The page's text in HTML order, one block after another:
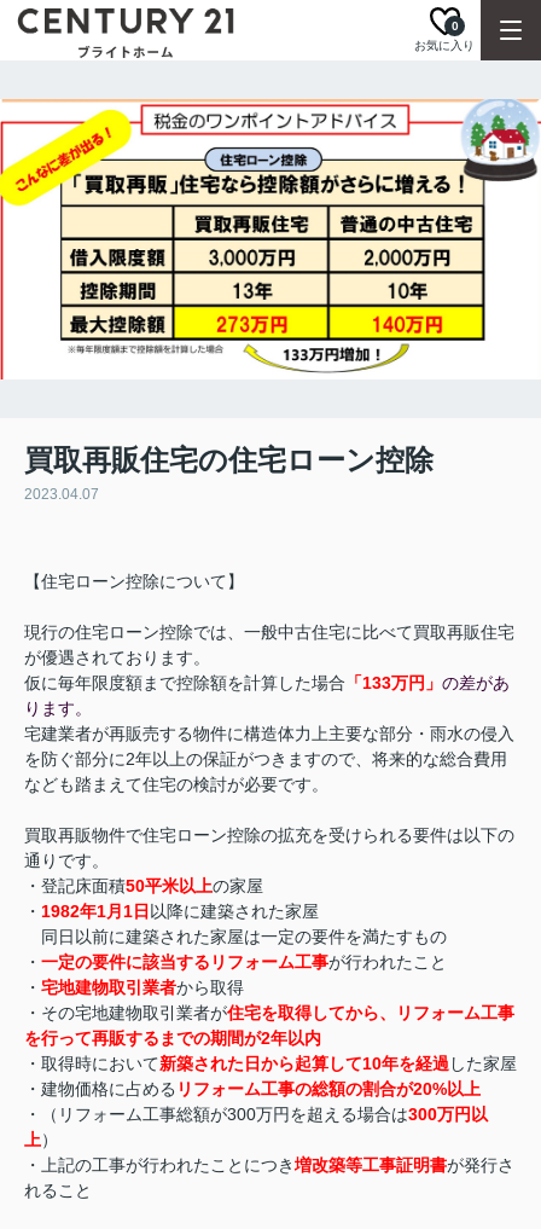
お気に入り
0
買取再販住宅の住宅ローン控除
2023.04.07
【住宅ローン控除について】
現行の住宅ローン控除では、一般中古住宅に比べて買取再販住宅
が優遇されております。
仮に毎年限度額まで控除額を計算した場合 「133万円」 の差があ
ります。
宅建業者が再販売する物件に構造体力上主要な部分・雨水の侵入
を防ぐ部分に2年以上の保証がつきますので、将来的な総合費用
なども踏まえて住宅の検討が必要です。
買取再販物件で住宅ローン控除の拡充を受けられる要件は以下の
通りです。
・登記床面積50平米以上の家屋
・ 1982年1月1日 以降に建築された家屋
同日以前に建築された家屋は一定の要件を満たすもの
・ 一定の要件に該当するリフォーム工事が行われたこと
・ 宅地建物取引業者から取得
・その宅地建物取引業者が住宅を取得してから、リフォーム工事
を行って再販するまでの期間が2年以内
・取得時において新築された日から起算して10年を経過 した家屋
・建物価格に占める リフォーム工事の総額の割合が20%以上
・（リフォーム工事総額が300万円を超える場合は300万円以
上）
・上記の工事が行われたことにつき増改築等工事証明書が発行さ
れること